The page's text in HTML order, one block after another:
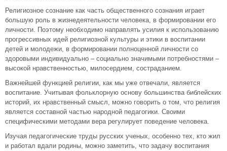
Религиозное сознание как часть общественного сознания играет
большую роль в жизнедеятельности человека, в формировании его
личности. Поэтому необходимо направлять усилия к использованию
прогрессивных идей религиозной культуры и этики в воспитании
детей и молодежи, в формировании полноценной личности со
здоровыми индивидуально – социально значимыми потребностями –
высокой нравственностью, милосердием, состраданием.
Важнейшей функцией религии, как мы уже отвечали, является
воспитание. Учитывая фольклорную основу большинства библейских
историй, их нравственный смысл, можно говорить о том, что религия
является составной частью народной педагогики. Своими
специфическими методами вера регулирует поведение человека.
Изучая педагогические труды русских ученых, особенно тех, кто жил
и работал вдали родины, можно заметить, что задачу воспитания